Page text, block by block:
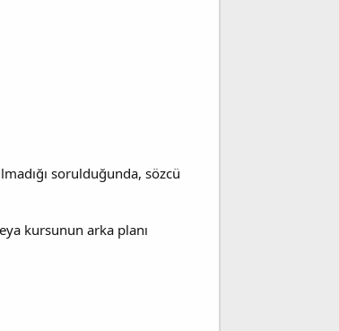
sorulduğunda, sözcü
kursunun arka planı